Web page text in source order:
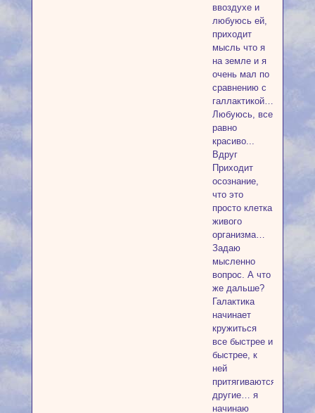
ввоздухе и
любуюсь ей,
приходит
мысль что я
на земле и я
очень мал по
сравнению с
галлактикой…
Любуюсь, все
равно
красиво...
Вдруг
Приходит
осознание,
что это
просто клетка
живого
организма…
Задаю
мысленно
вопрос. А что
же дальше?
Галактика
начинает
кружиться
все быстрее и
быстрее, к
ней
притягиваются
другие… я
начинаю